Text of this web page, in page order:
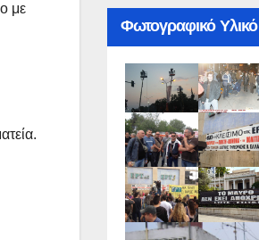
με
Φωτογραφικό Υλικό